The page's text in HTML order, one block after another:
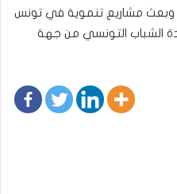
وبعث مشاريع تنموية في تونس
الشباب التونسي من جهة